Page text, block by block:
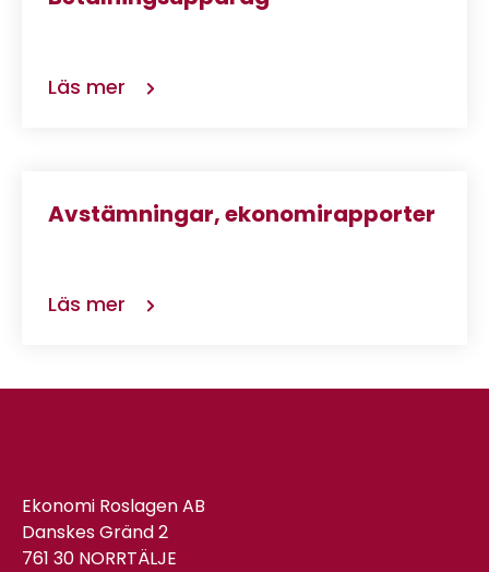
Läs mer
Avstämningar, ekonomirapporter
Läs mer
Ekonomi Roslagen AB
Danskes Gränd 2
761 30 NORRTÄLJE